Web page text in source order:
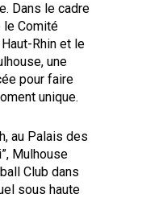
Dans le cadre
le Comité
Rhin et le
une
pour faire
unique.
au Palais des
Mulhouse
Club dans
sous haute